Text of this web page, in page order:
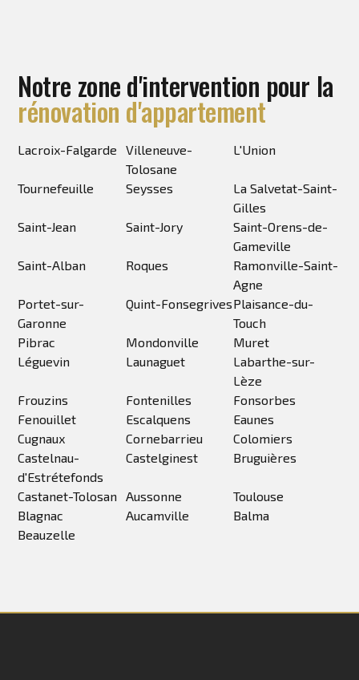
Notre zone d'intervention pour la
rénovation d'appartement
Lacroix-Falgarde
Villeneuve-
Tolosane
L'Union
Tournefeuille Seysses
La Salvetat-Saint-
Gilles
Saint-Jean
Saint-Jory
Saint-Orens-de-
Gameville
Saint-Alban
Roques
Ramonville-Saint-
Agne
Portet-sur-
Garonne
Quint-FonsegrivesPlaisance-du-
Touch
Pibrac
Mondonville
Muret
Léguevin
Launaguet
Labarthe-sur-
Lèze
Frouzins
Fontenilles
Fonsorbes
Fenouillet
Escalquens
Eaunes
Cugnaux
Cornebarrieu
Colomiers
Castelnau-
d'Estrétefonds
Castelginest Bruguières
Castanet-Tolosan Aussonne
Toulouse
Blagnac
Aucamville
Balma
Beauzelle